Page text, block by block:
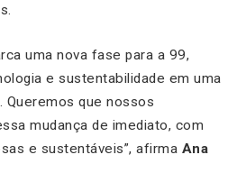
uma nova fase para a 99,
e sustentabilidade em uma
Queremos que nossos
mudança de imediato, com
e sustentáveis”, afirma Ana